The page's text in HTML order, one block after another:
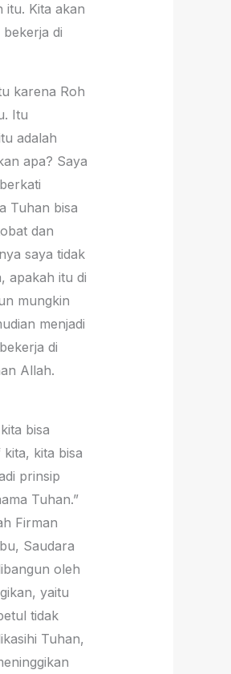
itu. Kita akan
di
karena Roh
Itu
adalah
apa? Saya
Tuhan bisa
dan
saya tidak
apakah itu di
mungkin
menjadi
di
Allah.
bisa
kita bisa
prinsip
Tuhan.”
Firman
Saudara
oleh
yaitu
tidak
Tuhan,